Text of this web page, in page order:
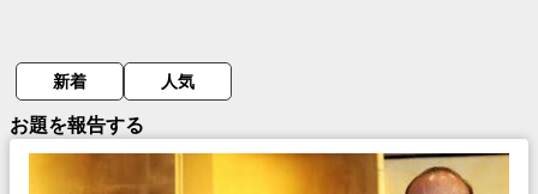
新着 人気
お題を報告する